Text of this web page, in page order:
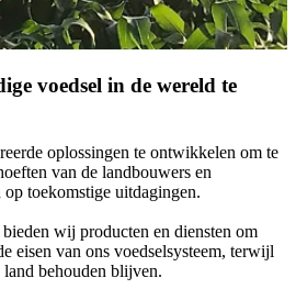
voedsel in de wereld te
oplossingen te ontwikkelen om te
van de landbouwers en
toekomstige uitdagingen.
wij producten en diensten om
eisen van ons voedselsysteem, terwijl
behouden blijven.